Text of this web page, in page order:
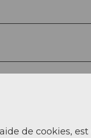
de cookies,